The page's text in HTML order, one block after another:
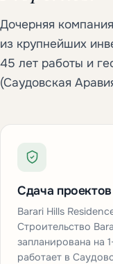
Дочерняя
из крупнейших
45 лет работы и
(Саудовская
Сдача проектов
Barari Hills
Строительство
запланирована на
работает в